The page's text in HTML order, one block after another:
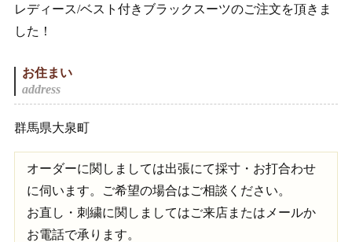
レディース/ベスト付きブラックスーツのご注文を頂きま
した！
お住まい
群馬県大泉町
オーダーに関しましては出張にて採寸・お打合わせ
に伺います。ご希望の場合はご相談ください。
お直し・刺繍に関しましてはご来店またはメールか
お電話で承ります。